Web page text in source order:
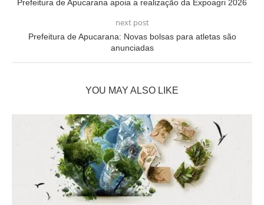
Prefeitura de Apucarana apoia a realização da Expoagri 2026
next post
Prefeitura de Apucarana: Novas bolsas para atletas são
anunciadas
YOU MAY ALSO LIKE